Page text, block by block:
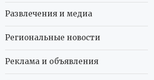
Развлечения и медиа
Региональные новости
Реклама и объявления